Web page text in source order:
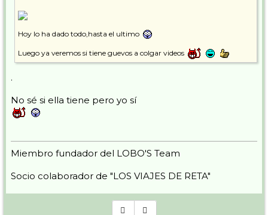
Hoy lo ha dado todo,hasta el ultimo
Luego ya veremos si tiene guevos a colgar videos
.
No sé si ella tiene pero yo sí
Miembro fundador del LOBO'S Team
Socio colaborador de "LOS VIAJES DE RETA"